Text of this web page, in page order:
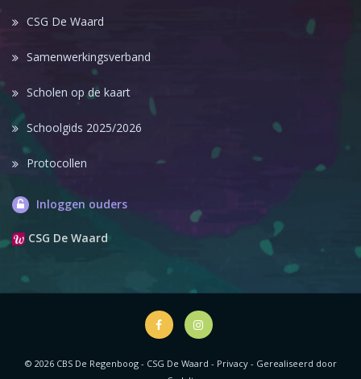
CSG De Waard
Samenwerkingsverband
Scholen op de kaart
Schoolgids 2025/2026
Protocollen
Inloggen ouders
CSG De Waard
© 2026 CBS De Regenboog - CSG De Waard - Privacy- Gerealiseerd door